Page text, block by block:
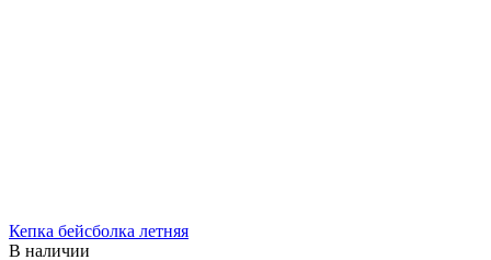
Кепка бейсболка летняя
В наличии